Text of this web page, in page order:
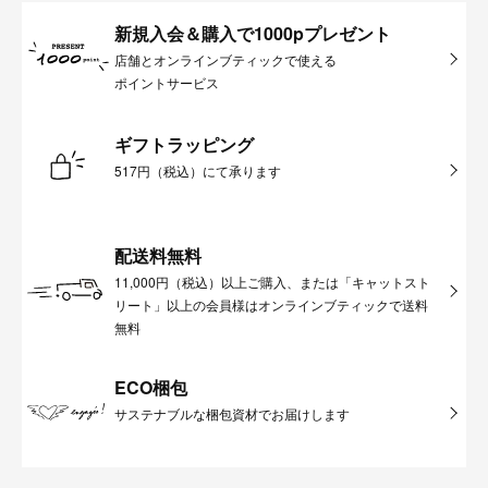
新規入会＆購入で1000pプレゼント
店舗とオンラインブティックで使える
ポイントサービス
ギフトラッピング
517円（税込）にて承ります
配送料無料
11,000円（税込）以上ご購入、または「キャットスト
リート」以上の会員様はオンラインブティックで送料
無料
ECO梱包
サステナブルな梱包資材でお届けします